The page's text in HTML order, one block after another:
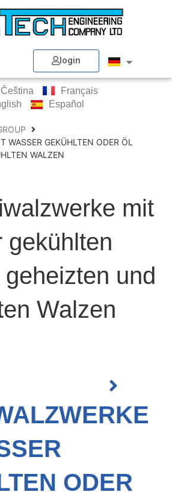
login
Čeština
Français
Español
WASSER GEKÜHLTEN ODER ÖL
WALZEN
mit
gekühlten
und
Walzen
ODER